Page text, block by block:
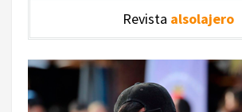
Revista alsolajero